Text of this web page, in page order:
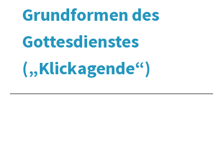
Grundformen des
Gottesdienstes
(„Klickagende“)